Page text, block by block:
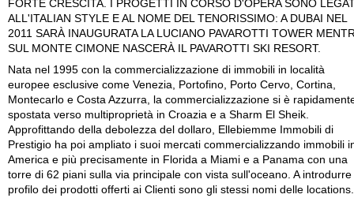
FORTE CRESCITA. I PROGETTI IN CORSO D'OPERA SONO
ALL'ITALIAN STYLE E AL NOME DEL TENORISSIMO: A DUBAI NEL
2011 SARÀ INAUGURATA LA LUCIANO PAVAROTTI TOWER
SUL MONTE CIMONE NASCERÀ IL PAVAROTTI SKI RESORT.
Nata nel 1995 con la commercializzazione di immobili in località
europee esclusive come Venezia, Portofino, Porto Cervo, Cortina,
Montecarlo e Costa Azzurra, la commercializzazione si è
spostata verso multiproprietà in Croazia e a Sharm El Sheik.
Approfittando della debolezza del dollaro, Ellebiemme Immobili di
Prestigio ha poi ampliato i suoi mercati commercializzando immobili
America e più precisamente in Florida a Miami e a Panama con una
torre di 62 piani sulla via principale con vista sull'oceano. A introdurre
profilo dei prodotti offerti ai Clienti sono gli stessi nomi delle locations.